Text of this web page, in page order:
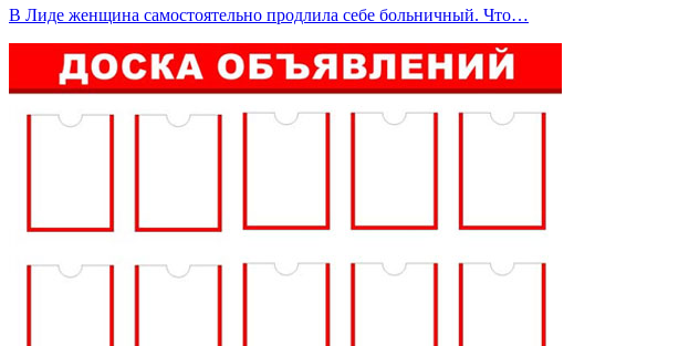
В Лиде женщина самостоятельно продлила себе больничный. Что…